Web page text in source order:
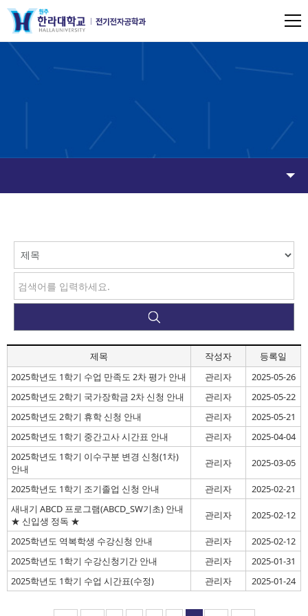
제목 작성자
등록일
2025학년도 1학기 수업 만족도 2차 평가 안내
관리자
2025-05-26
2025학년도 2학기 국가장학금 2차 신청 안내
관리자
2025-05-22
2025학년도 2학기 휴학 신청 안내
관리자
2025-05-21
2025학년도 1학기 중간고사 시간표 안내
관리자
2025-04-04
2025학년도 1학기 이수구분 변경 신청(1차)
안내
관리자 2025-03-05
2025학년도 1학기 조기졸업 신청 안내 관리자
2025-02-21
새내기 ABCD 프로그램(ABCD_SW기초) 안내
★ 신입생 정독 ★
관리자 2025-02-12
2025학년도 역복학생 수강신청 안내 관리자
2025-02-12
2025학년도 1학기 수강신청기간 안내
관리자
2025-01-31
2025학년도 1학기 수업 시간표(수정)
관리자 2025-01-24